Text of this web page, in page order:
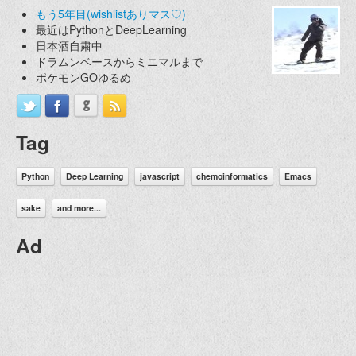
もう5年目(wishlistありマス♡)
最近はPythonとDeepLearning
日本酒自粛中
ドラムンベースからミニマルまで
ポケモンGOゆるめ
Tag
Python Deep Learning javascript chemoinformatics Emacs
sake and more...
Ad